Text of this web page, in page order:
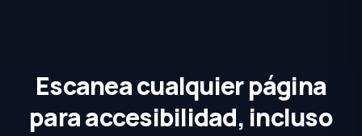
Escanea cualquier página
para accesibilidad, incluso